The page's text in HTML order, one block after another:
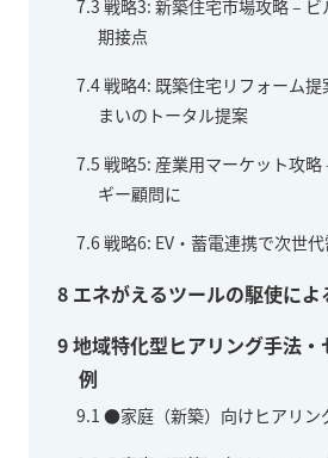
7.3 戦略3: 新築住宅市場攻略 –
期接点
7.4戦略4: 既築住宅リフォーム
まいのトータル提案
7.5 戦略5: 産業用マーケット攻
ギー顧問に
7.6戦略6: EV・蓄電連携で次世
8 エネがえるツールの駆使に
9地域特化型ヒアリング手法
例
9.1 ●家庭（新築）向けヒアリン